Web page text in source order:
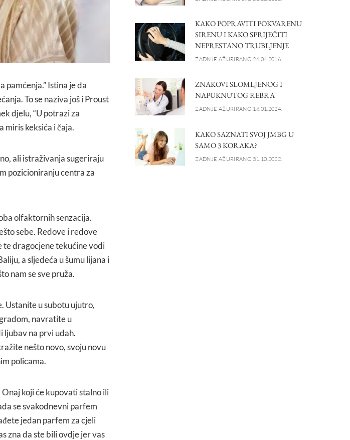
pamćenja.” Istina je da
To se naziva još i Proust
djelu, “U potrazi za
miris keksića i čaja.
ali istraživanja sugeriraju
pozicioniranju centra za
olfaktornih senzacija.
sebe. Redove i redove
te dragocjene tekućine vodi
a sljedeća u šumu lijana i
nam se sve pruža.
Ustanite u subotu ujutro,
navratite u
ljubav na prvi udah.
nešto novo, svoju novu
policama.
koji će kupovati stalno ili
se svakodnevni parfem
jedan parfem za cjeli
zna da ste bili ovdje jer vas
KAKO POPRAVITI POKVARENU
SIRENU I KAKO SPRIJEČITI
NEPRESTANO TRUBLJENJE
ZADNJE AŽURIRANO 26.04.2016.
ZNAKOVI SLOMLJENOG I
NAPUKNUTOG REBRA
ZADNJE AŽURIRANO 18.01.2024.
KAKO SAZNATI SVOJ JMBG U
SAMO 3 KORAKA?
ZADNJE AŽURIRANO 31.10.2022.